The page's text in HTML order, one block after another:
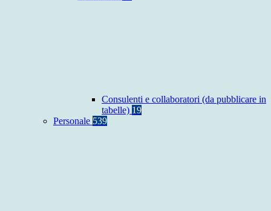
Consulenti e collaboratori (da pubblicare in
tabelle) 19
Personale 539